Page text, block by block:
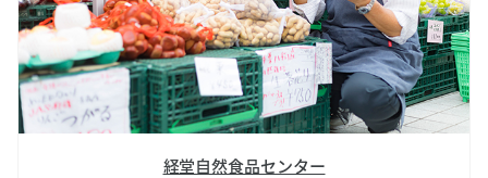
経堂自然食品センター